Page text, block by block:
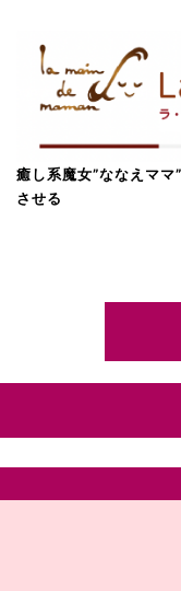
癒し系魔女”ななえマ
させる